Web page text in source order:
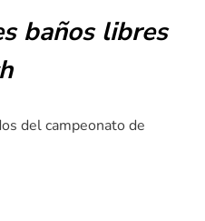
baños libres
del campeonato de